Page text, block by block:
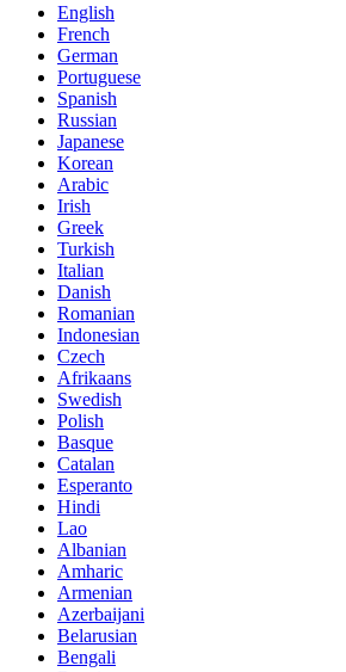
English
French
German
Portuguese
Spanish
Russian
Japanese
Korean
Arabic
Irish
Greek
Turkish
Italian
Danish
Romanian
Indonesian
Czech
Afrikaans
Swedish
Polish
Basque
Catalan
Esperanto
Hindi
Lao
Albanian
Amharic
Armenian
Azerbaijani
Belarusian
Bengali